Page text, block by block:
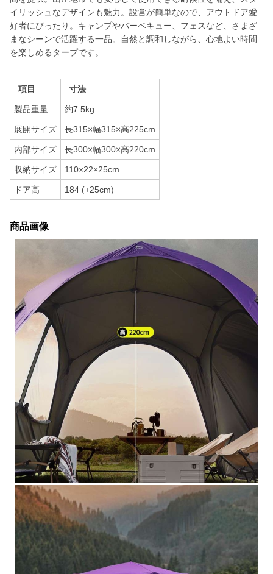
イリッシュなデザインも魅力。設営が簡単なので、アウトドア愛
好者にぴったり。キャンプやバーベキュー、フェスなど、さまざ
まなシーンで活躍する一品。自然と調和しながら、心地よい時間
を楽しめるタープです。
項目 寸法
製品重量 約7.5kg
展開サイズ 長315×幅315×高225cm
内部サイズ 長300×幅300×高220cm
収納サイズ 110×22×25cm
ドア高 184 (+25cm)
商品画像